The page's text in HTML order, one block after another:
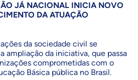
JÁ NACIONAL INICIA NOVO
DA ATUAÇÃO
da sociedade civil se
ampliação da iniciativa, que passa
comprometidas com o
Básica pública no Brasil.